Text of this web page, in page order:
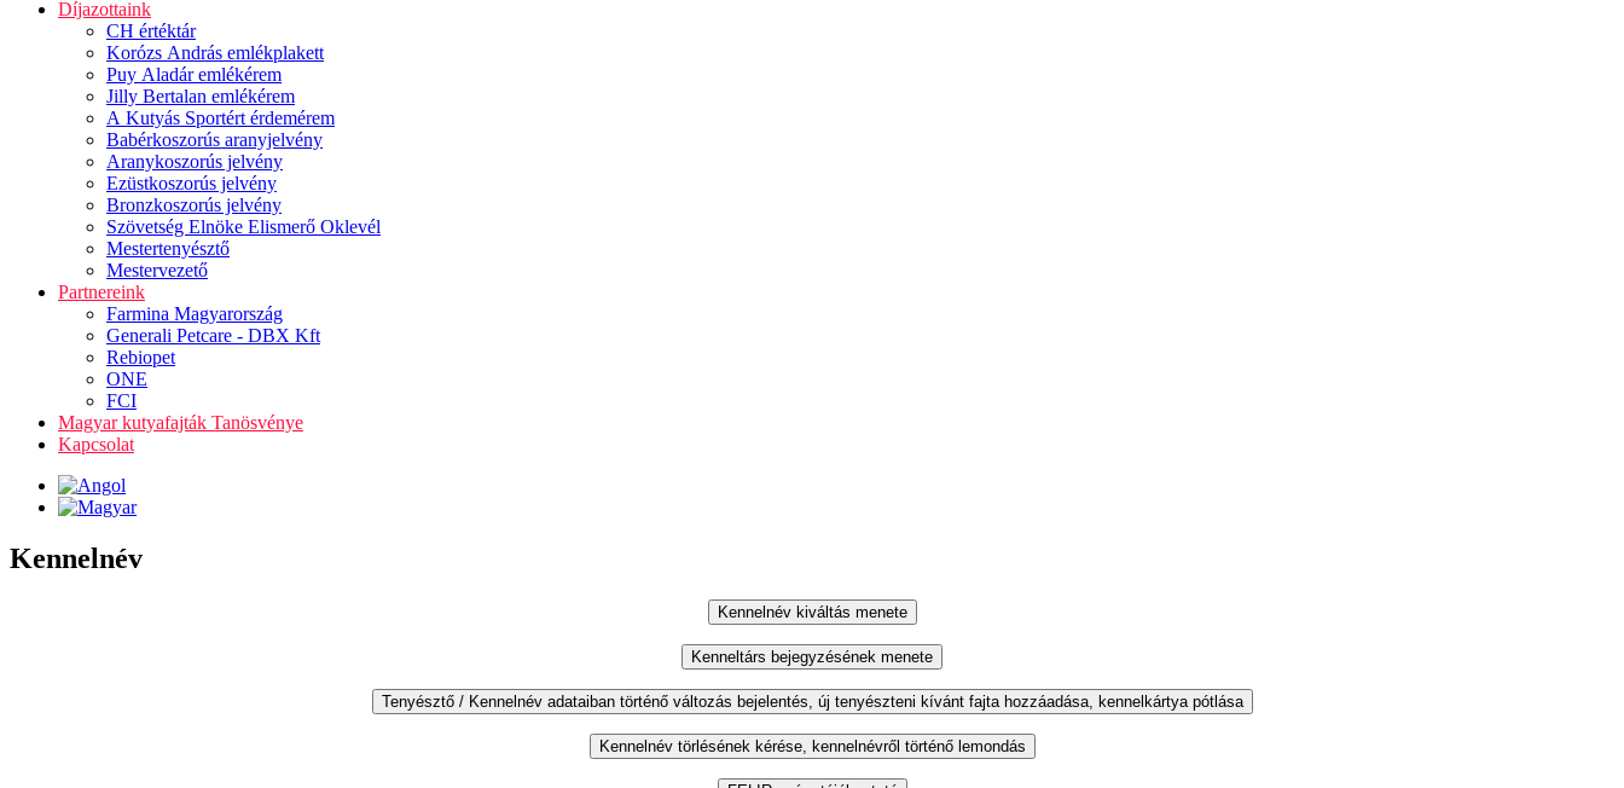
Díjazottaink
CH értéktár
Korózs András emlékplakett
Puy Aladár emlékérem
Jilly Bertalan emlékérem
A Kutyás Sportért érdemérem
Babérkoszorús aranyjelvény
Aranykoszorús jelvény
Ezüstkoszorús jelvény
Bronzkoszorús jelvény
Szövetség Elnöke Elismerő Oklevél
Mestertenyésztő
Mestervezető
Partnereink
Farmina Magyarország
Generali Petcare - DBX Kft
Rebiopet
ONE
FCI
Magyar kutyafajták Tanösvénye
Kapcsolat
Kennelnév